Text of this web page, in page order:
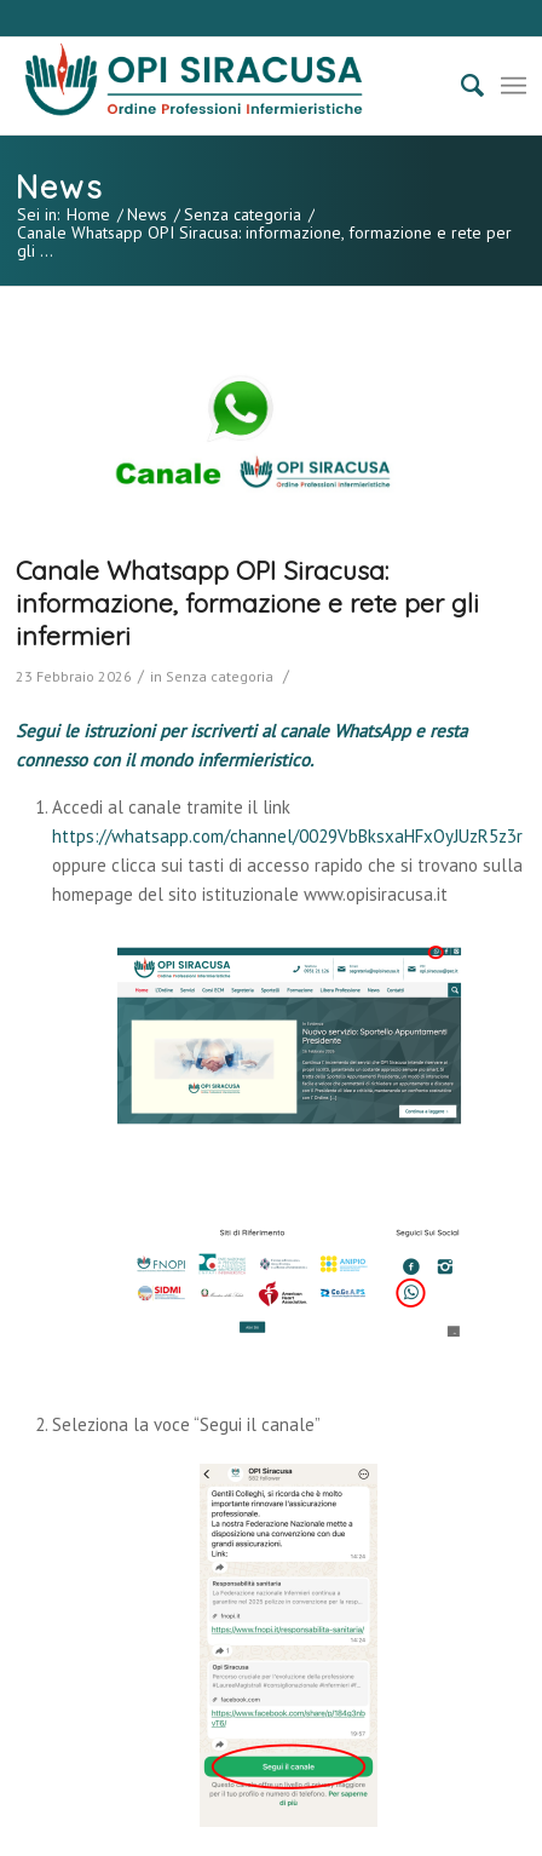
News
Sei in: Home /News /Senza categoria /
Canale Whatsapp OPI Siracusa: informazione, formazione e rete per
gli ...
Canale Whatsapp OPI Siracusa:
informazione, formazione e rete per gli
infermieri
23 Febbraio 2026 / in Senza categoria /
Segui le istruzioni per iscriverti al canale WhatsApp e resta
connesso con il mondo infermieristico.
Accedi al canale tramite il link
https://whatsapp.com/channel/0029VbBksxaHFxOyJUzR5z3r
oppure clicca sui tasti di accesso rapido che si trovano sulla
homepage del sito istituzionale www.opisiracusa.it
Seleziona la voce “Segui il canale”